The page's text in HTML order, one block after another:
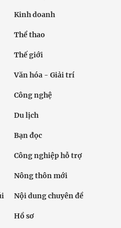
Kinh doanh
Thể thao
Thế giới
Văn hóa - Giải trí
Công nghệ
Du lịch
Bạn đọc
Công nghiệp hỗ trợ
Nông thôn mới
Nội dung chuyên đề
Hồ sơ